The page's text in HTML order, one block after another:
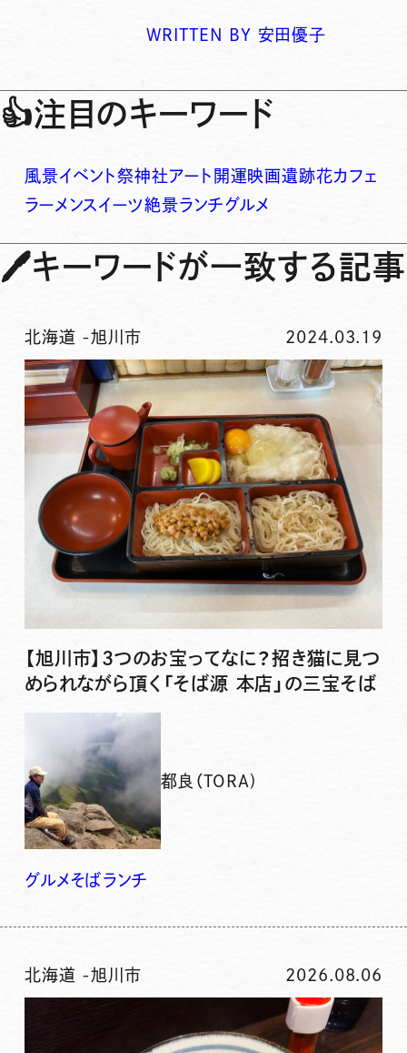
WRITTEN BY 安田優子
👍注目のキーワード
風景イベント祭神社アート 開運映画遺跡花カフェ
ラーメンスイーツ絶景ランチグルメ
🖊キーワードが一致する記事
北海道 -旭川市 2024.03.19
【旭川市】3つのお宝ってなに？招き猫に見つ
められながら頂く「そば源 本店」の三宝そば
都良（TORA)
グルメそばランチ
北海道 -旭川市 2026.08.06